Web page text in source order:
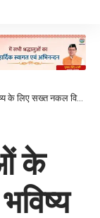
नकल विरोधी कानून लेकर आई
के